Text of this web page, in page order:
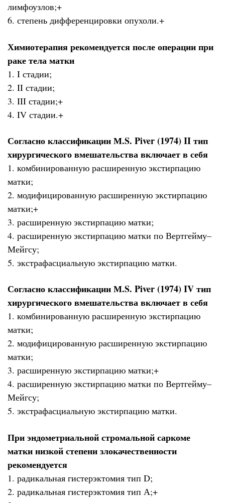
лимфоузлов;+
6. степень дифференцировки опухоли.+
Химиотерапия рекомендуется после операции при
раке тела матки
1. I стадии;
2. II стадии;
3. III стадии;+
4. IV стадии.+
Согласно классификации М.S. Piver (1974) II тип
хирургического вмешательства включает в себя
1. комбинированную расширенную экстирпацию
матки;
2. модифицированную расширенную экстирпацию
матки;+
3. расширенную экстирпацию матки;
4. расширенную экстирпацию матки по Вертгейму–
Мейгсу;
5. экстрафасциальную экстирпацию матки.
Согласно классификации М.S. Piver (1974) IV тип
хирургического вмешательства включает в себя
1. комбинированную расширенную экстирпацию
матки;
2. модифицированную расширенную экстирпацию
матки;
3. расширенную экстирпацию матки;+
4. расширенную экстирпацию матки по Вертгейму–
Мейгсу;
5. экстрафасциальную экстирпацию матки.
При эндометриальной стромальной саркоме
матки низкой степени злокачественности
рекомендуется
1. радикальная гистерэктомия тип D;
2. радикальная гистерэктомия тип А;+